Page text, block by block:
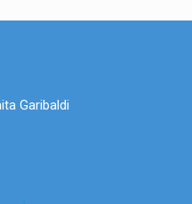
Garibaldi